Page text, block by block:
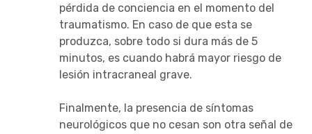
pérdida de conciencia en el momento del
traumatismo. En caso de que esta se
produzca, sobre todo si dura más de 5
minutos, es cuando habrá mayor riesgo de
lesión intracraneal grave.
Finalmente, la presencia de síntomas
neurológicos que no cesan son otra señal de